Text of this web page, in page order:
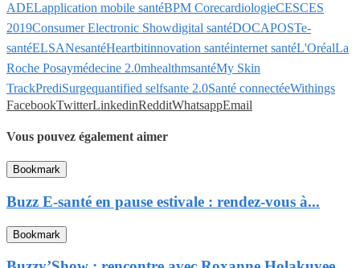
ADELapplication mobile santéBPM CorecardiologieCESCES
2019Consumer Electronic Showdigital santéDOCAPOSTe-
santéELSANesantéHeartbitinnovation santéinternet santéL'OréalLa
Roche Posaymédecine 2.0mhealthmsantéMy Skin
TrackPrediSurgequantified selfsante 2.0Santé connectéeWithings
FacebookTwitterLinkedinRedditWhatsappEmail
Vous pouvez également aimer
Bookmark
Buzz E-santé en pause estivale : rendez-vous à...
Bookmark